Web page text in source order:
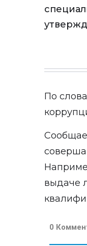
По
выдаче
0